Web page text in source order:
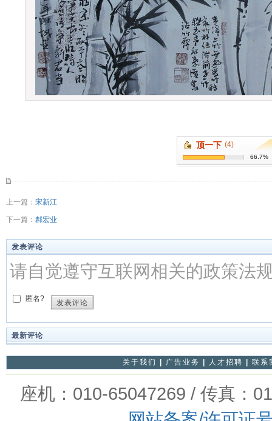
顶一下 (4)
66.7%
上一篇： 宋新江
下一篇： 郝宏业
发表评论
请自觉遵守互联网相关的政策法
匿名?
发表评论
最新评论
关于我们 广告业务 人才招聘 联系
座机：010-65047269 / 传真：